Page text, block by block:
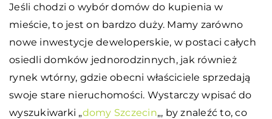
Jeśli chodzi o wybór domów do kupienia w
mieście, to jest on bardzo duży. Mamy zarówno
nowe inwestycje deweloperskie, w postaci całych
osiedli domków jednorodzinnych, jak również
rynek wtórny, gdzie obecni właściciele sprzedają
swoje stare nieruchomości. Wystarczy wpisać do
wyszukiwarki „domy Szczecin„, by znaleźć to, co